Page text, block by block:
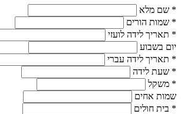
* שם מלא
* שמות הורים
* תאריך לידה לועזי
יום בשבוע
* תאריך לידה עברי
* שעת לידה
* משקל
שמות אחים
* בית חולים